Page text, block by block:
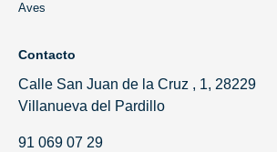
Aves
Contacto
Calle San Juan de la Cruz , 1, 28229
Villanueva del Pardillo
91 069 07 29